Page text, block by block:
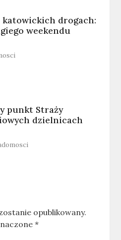
katowickich drogach:
weekendu
punkt Straży
dzielnicach
opublikowany.
*